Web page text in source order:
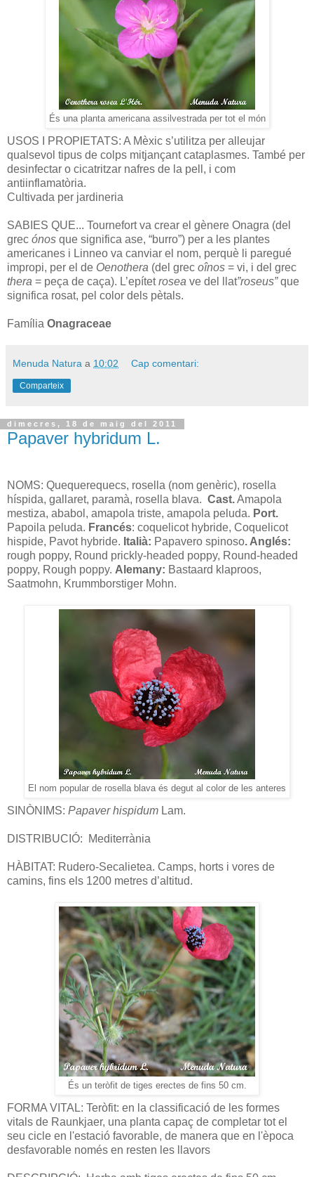
És una planta americana assilvestrada per tot el món
USOS I PROPIETATS: A Mèxic s’utilitza per alleujar
qualsevol tipus de colps mitjançant cataplasmes. També per
desinfectar o cicatritzar nafres de la pell, i com
antiinflamatòria.
Cultivada per jardineria
SABIES QUE... Tournefort va crear el gènere Onagra (del
grec ónos que significa ase, “burro”) per a les plantes
americanes i Linneo va canviar el nom, perquè li paregué
impropi, per el de Oenothera (del grec oînos = vi, i del grec
thera = peça de caça). L’epítetrosea ve del llat”roseus”que
significa rosat, pel color dels pètals.
Família Onagraceae
Menuda Natura a 10:02 Cap comentari:
Comparteix
dimecres, 18 de maig del 2011
Papaver hybridum L.
NOMS: Quequerequecs, rosella (nom genèric), rosella
híspida, gallaret, paramà, rosella blava. Cast.Amapola
mestiza, ababol, amapola triste, amapola peluda. Port.
Papoila peluda. Francés: coquelicot hybride, Coquelicot
hispide, Pavot hybride. Italià: Papavero spinoso. Anglés:
rough poppy, Round prickly-headed poppy, Round-headed
poppy, Rough poppy. Alemany: Bastaard klaproos,
Saatmohn, Krummborstiger Mohn.
El nom popular de rosella blava és degut al color de les anteres
SINÒNIMS: Papaver hispidum Lam.
DISTRIBUCIÓ: Mediterrània
HÀBITAT: Rudero-Secalietea. Camps, horts i vores de
camins, fins els 1200 metres d’altitud.
És un teròfit de tiges erectes de fins 50 cm.
FORMA VITAL: Teròfit: en la classificació de les formes
vitals de Raunkjaer, una planta capaç de completar tot el
seu cicle en l'estació favorable, de manera que en l'època
desfavorable només en resten les llavors